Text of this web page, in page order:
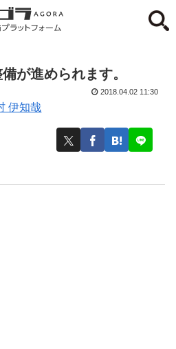
が進められます。
伊知哉
2018.04.02 11:30